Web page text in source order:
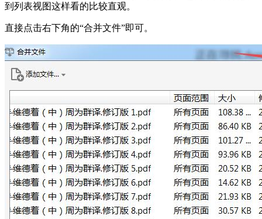
到列表视图这样看的比较直观。
直接点击右下角的“合并文件”即可。